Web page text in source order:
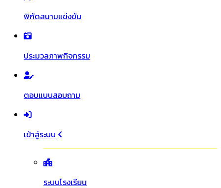
พิกัดสนามแข่งขัน
ประมวลภาพกิจกรรม
ตอบแบบสอบถาม
เข้าสู่ระบบ
ระบบโรงเรียน